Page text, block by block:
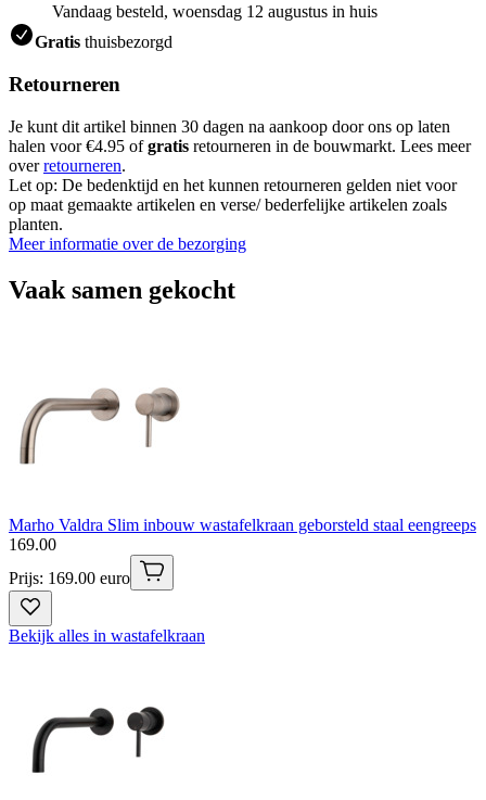
Vandaag besteld, woensdag 12 augustus in huis
Gratis thuisbezorgd
Retourneren
Je kunt dit artikel binnen 30 dagen na aankoop door ons op laten
halen voor €4.95 ofgratis retourneren in de bouwmarkt. Lees meer
overretourneren.
Let op: De bedenktijd en het kunnen retourneren gelden niet voor
op maat gemaakte artikelen en verse/ bederfelijke artikelen zoals
planten.
Meer informatie over de bezorging
Vaak samen gekocht
Marho Valdra Slim inbouw wastafelkraan geborsteld staal eengreeps
169.00
Prijs: 169.00 euro
Bekijk alles in wastafelkraan